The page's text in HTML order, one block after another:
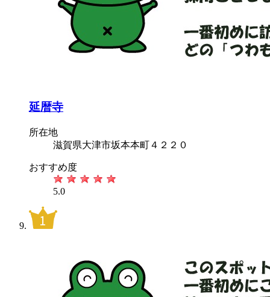
延暦寺
所在地
滋賀県大津市坂本本町４２２０
おすすめ度
5.0